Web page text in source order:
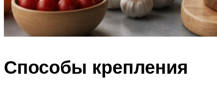
Способы крепления